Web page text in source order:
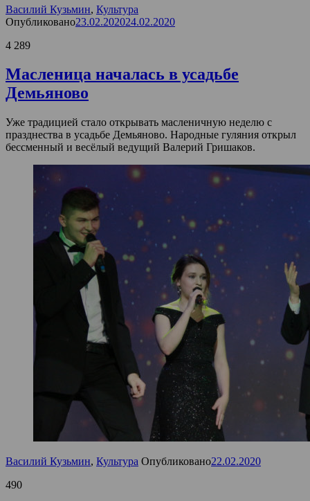
Василий Кузьмин, Культура
Опубликовано23.02.202024.02.2020
4 289
Масленица началась в усадьбе
Демьяново
Уже традицией стало открывать масленичную неделю с
празднества в усадьбе Демьяново. Народные гуляния открыл
бессменный и весёлый ведущий Валерий Гришаков.
Василий Кузьмин, Культура Опубликовано22.02.2020
490